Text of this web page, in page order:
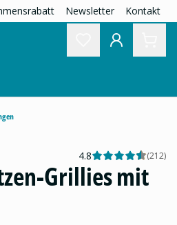
Newsletter Kontakt
4.8 (212)
Grillies mit